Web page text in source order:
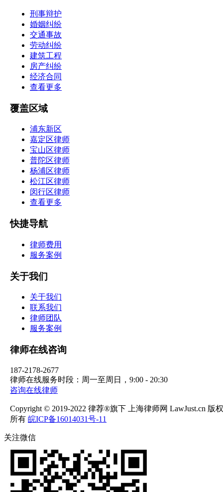
刑事辩护
婚姻纠纷
交通事故
劳动纠纷
建筑工程
房产纠纷
经济合同
查看更多
覆盖区域
浦东新区
嘉定区律师
宝山区律师
普陀区律师
杨浦区律师
松江区律师
闵行区律师
查看更多
快捷导航
律师费用
服务案例
关于我们
关于我们
联系我们
律师团队
服务案例
律师在线咨询
187-2178-2677
律师在线服务时段：周一至周日，9:00 - 20:30
咨询在线律师
Copyright © 2019-2022 律荐®旗下 上海律师网 LawJust.cn 版权
所有 皖ICP备16014031号-11
关注微信